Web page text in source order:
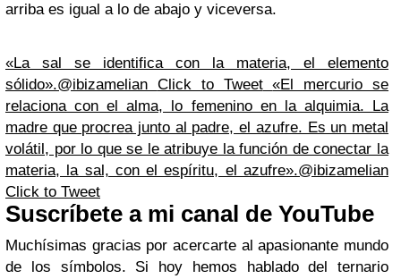
arriba es igual a lo de abajo y viceversa.
«La sal se identifica con la materia, el elemento
sólido».@ibizamelian Click to Tweet «El mercurio se
relaciona con el alma, lo femenino en la alquimia. La
madre que procrea junto al padre, el azufre. Es un metal
volátil, por lo que se le atribuye la función de conectar la
materia, la sal, con el espíritu, el azufre».@ibizamelian
Click to Tweet
Suscríbete a mi canal de YouTube
Muchísimas gracias por acercarte al apasionante mundo
de los símbolos. Si hoy hemos hablado del ternario